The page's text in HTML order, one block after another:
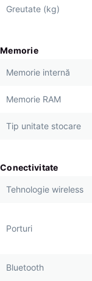
Greutate (kg)
Memorie
Memorie internă
Memorie RAM
Tip unitate stocare
Conectivitate
Tehnologie wireless
Porturi
Bluetooth